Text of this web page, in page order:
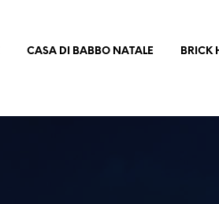
CASA DI BABBO NATALE BRICK